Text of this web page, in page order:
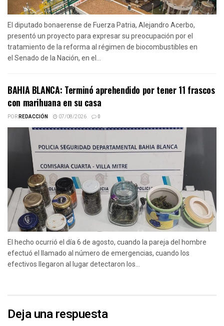
El diputado bonaerense de Fuerza Patria, Alejandro Acerbo,
presentó un proyecto para expresar su preocupación por el
tratamiento de la reforma al régimen de biocombustibles en
el Senado de la Nación, en el...
BAHIA BLANCA: Terminó aprehendido por tener 11 frascos
con marihuana en su casa
PORREDACCIÓN 07/08/2026 0
El hecho ocurrió el día 6 de agosto, cuando la pareja del hombre
efectuó el llamado al número de emergencias, cuando los
efectivos llegaron al lugar detectaron los...
Deja una respuesta